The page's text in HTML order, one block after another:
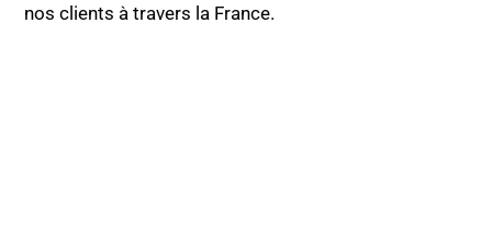
nos clients à travers la France.